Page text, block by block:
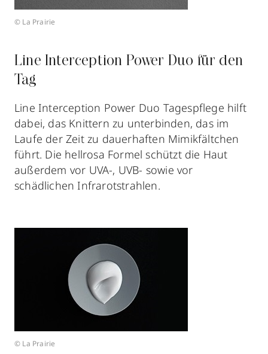
© La Prairie
Line Interception Power Duo für den
Tag
Line Interception Power Duo Tagespflege hilft
dabei, das Knittern zu unterbinden, das im
Laufe der Zeit zu dauerhaften Mimikfältchen
führt. Die hellrosa Formel schützt die Haut
außerdem vor UVA-, UVB- sowie vor
schädlichen Infrarotstrahlen.
© La Prairie